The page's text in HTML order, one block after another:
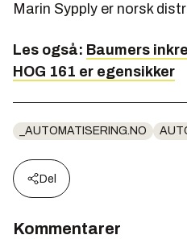
Marin Sypply er norsk
Les også: Baumers
HOG 161 er egensikker
_AUTOMATISERING.NO
Del
Kommentarer